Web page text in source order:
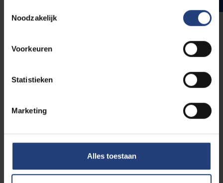
Noodzakelijk
Voorkeuren
Statistieken
Marketing
Alles toestaan
Verplichte opleidingsonderdelen
Culturele en artistieke actualiteit
agogische wetenschappen
Data-analyse voor agogen 6
Participatief actie-onderzoek
Agogisch onderzoeksontwerp 6